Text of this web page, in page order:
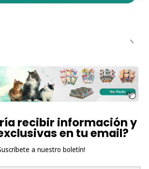
recibir información y
en tu email?
a nuestro boletín!